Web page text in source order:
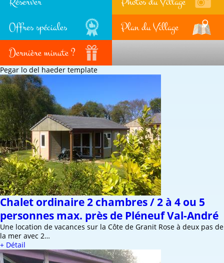
Offres spéciales
Plan du Village
Dernière minute ?
Pegar lo del haeder template
Chalet ordinaire 2 chambres / 2 à 4 ou 5
personnes max. près de Pléneuf Val-André
Une location de vacances sur la Côte de Granit Rose à deux pas de
la mer avec 2…
+ Détail